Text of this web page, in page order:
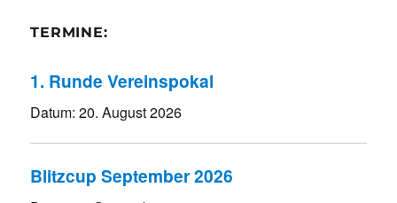
TERMINE:
1. Runde Vereinspokal
Datum:20. August 2026
Blitzcup September 2026